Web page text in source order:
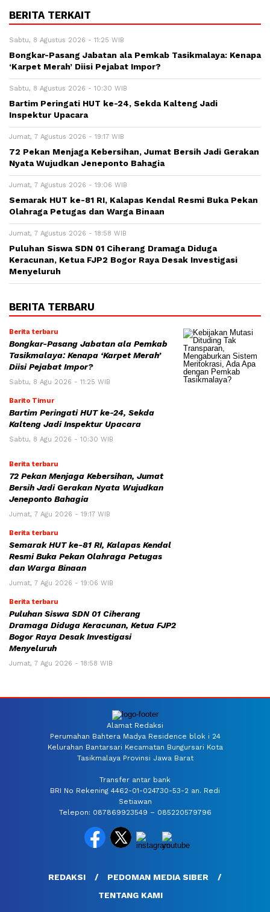
BERITA TERKAIT
Sabtu, 8 Agustus 2026 - 11:25 WIB
Bongkar-Pasang Jabatan ala Pemkab Tasikmalaya: Kenapa
‘Karpet Merah’ Diisi Pejabat Impor?
Sabtu, 8 Agustus 2026 - 10:30 WIB
Bartim Peringati HUT ke-24, Sekda Kalteng Jadi
Inspektur Upacara
Jumat, 7 Agustus 2026 - 19:17 WIB
72 Pekan Menjaga Kebersihan, Jumat Bersih Jadi Gerakan
Nyata Wujudkan Jeneponto Bahagia
Jumat, 7 Agustus 2026 - 19:06 WIB
Semarak HUT ke-81 RI, Kalapas Kendal Resmi Buka Pekan
Olahraga Petugas dan Warga Binaan
Jumat, 7 Agustus 2026 - 18:58 WIB
Puluhan Siswa SDN 01 Ciherang Dramaga Diduga
Keracunan, Ketua FJP2 Bogor Raya Desak Investigasi
Menyeluruh
BERITA TERBARU
Berita terbaru
Bongkar-Pasang Jabatan ala Pemkab
Tasikmalaya: Kenapa ‘Karpet Merah’
Diisi Pejabat Impor?
Sabtu, 8 Agu 2026 - 11:25 WIB
Barito Timur
Bartim Peringati HUT ke-24, Sekda
Kalteng Jadi Inspektur Upacara
Sabtu, 8 Agu 2026 - 10:30 WIB
Berita terbaru
72 Pekan Menjaga Kebersihan, Jumat
Bersih Jadi Gerakan Nyata Wujudkan
Jeneponto Bahagia
Jumat, 7 Agu 2026 - 19:17 WIB
Berita terbaru
Semarak HUT ke-81 RI, Kalapas Kendal
Resmi Buka Pekan Olahraga Petugas
dan Warga Binaan
Jumat, 7 Agu 2026 - 19:06 WIB
Berita terbaru
Puluhan Siswa SDN 01 Ciherang
Dramaga Diduga Keracunan, Ketua FJP2
Bogor Raya Desak Investigasi
Menyeluruh
Jumat, 7 Agu 2026 - 18:58 WIB
Alamat Redaksi
Perumahan Bahtera Madya Residence blok i 24
Kelurahan Bantarsari Kecamatan Bungursari Kota
Tasikmalaya Provinsi Jawa Barat
Transfer antar bank
BRI No Rekening 4462-01-024730-53-2 an. Redi
Setiawan
Telepon: 087869923549 – 085220579796
REDAKSI
PEDOMAN MEDIA SIBER
TENTANG KAMI